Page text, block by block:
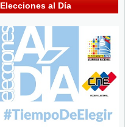
Elecciones al Día